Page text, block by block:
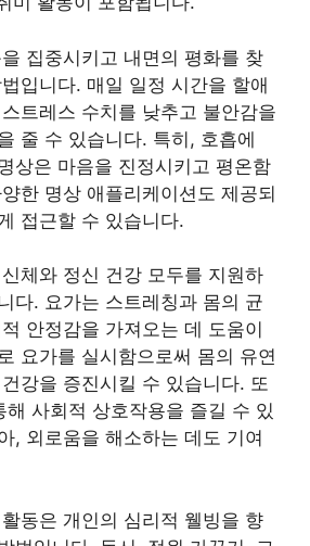
집중시키고 내면의 평화를 찾
입니다. 매일 일정 시간을 할애
트레스 수치를 낮추고 불안감을
줄 수 있습니다. 특히, 호흡에
상은 마음을 진정시키고 평온함
한 명상 애플리케이션도 제공되
접근할 수 있습니다.
체와 정신 건강 모두를 지원하
다. 요가는 스트레칭과 몸의 균
안정감을 가져오는 데 도움이
요가를 실시함으로써 몸의 유연
강을 증진시킬 수 있습니다. 또
해 사회적 상호작용을 즐길 수 있
, 외로움을 해소하는 데도 기여
동은 개인의 심리적 웰빙을 향